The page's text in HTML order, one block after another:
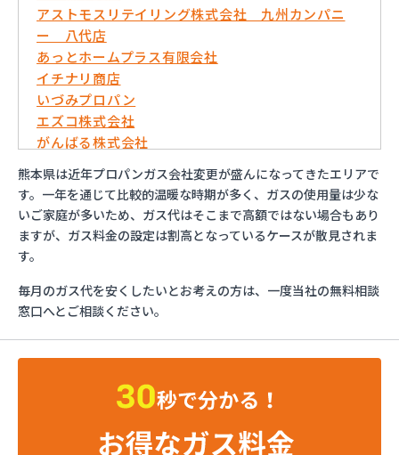
アストモスリテイリング株式会社 九州カンパニ
ー 八代店
あっとホームプラス有限会社
イチナリ商店
いづみプロパン
エズコ株式会社
がんばる株式会社
くまさんガス産業株式会社
こめやプロパン
さかいや
サンエス設備機器株式会社
ライフガス山口
リボンガス株式会社
愛和
井上商店
株式会社Misumi
熊本県は近年プロパンガス会社変更が盛んになってきたエリアで
す。一年を通じて比較的温暖な時期が多く、ガスの使用量は少な
いご家庭が多いため、ガス代はそこまで高額ではない場合もあり
ますが、ガス料金の設定は割高となっているケースが散見されま
す。
毎月のガス代を安くしたいとお考えの方は、一度当社の無料相談
窓口へとご相談ください。